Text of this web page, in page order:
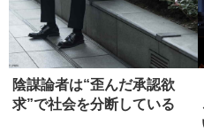
陰謀論者は“歪んだ承認欲
求”で社会を分断している